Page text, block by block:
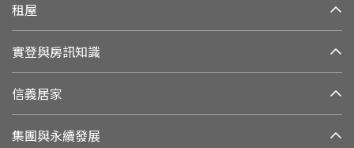
租屋
實登與房訊知識
信義居家
集團與永續發展